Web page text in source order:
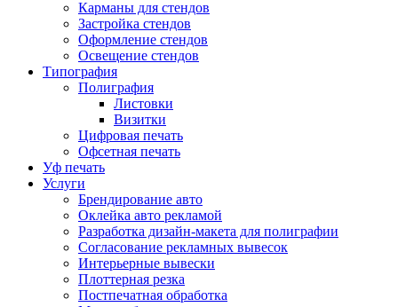
Карманы для стендов
Застройка стендов
Оформление стендов
Освещение стендов
Типография
Полиграфия
Листовки
Визитки
Цифровая печать
Офсетная печать
Уф печать
Услуги
Брендирование авто
Оклейка авто рекламой
Разработка дизайн-макета для полиграфии
Согласование рекламных вывесок
Интерьерные вывески
Плоттерная резка
Постпечатная обработка